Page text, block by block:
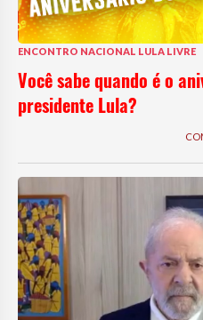
ENCONTRO NACIONAL LULA LIVRE
Você sabe quando é o
presidente Lula?